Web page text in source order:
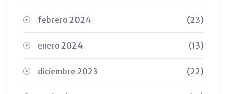
febrero 2024 (23)
enero 2024 (13)
diciembre 2023 (22)